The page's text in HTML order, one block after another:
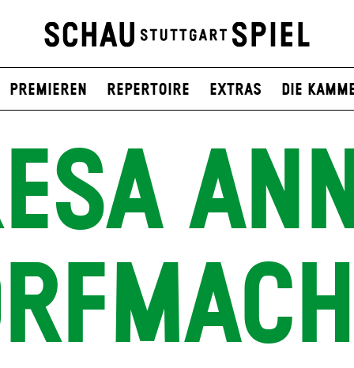
Premieren Repertoire Extras Die